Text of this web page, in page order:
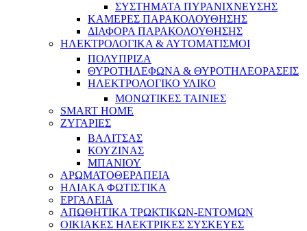
ΣΥΣΤΗΜΑΤΑ ΠΥΡΑΝΙΧΝΕΥΣΗΣ
ΚΑΜΕΡΕΣ ΠΑΡΑΚΟΛΟΥΘΗΣΗΣ
ΔΙΑΦΟΡΑ ΠΑΡΑΚΟΛΟΥΘΗΣΗΣ
ΗΛΕΚΤΡΟΛΟΓΙΚΑ & ΑΥΤΟΜΑΤΙΣΜΟΙ
ΠΟΛΥΠΡΙΖΑ
ΘΥΡΟΤΗΛΕΦΩΝΑ & ΘΥΡΟΤΗΛΕΟΡΑΣΕΙΣ
ΗΛΕΚΤΡΟΛΟΓΙΚΟ ΥΛΙΚΟ
ΜΟΝΩΤΙΚΕΣ ΤΑΙΝΙΕΣ
SMART HOME
ΖΥΓΑΡΙΕΣ
ΒΑΛΙΤΣΑΣ
ΚΟΥΖΙΝΑΣ
ΜΠΑΝΙΟΥ
ΑΡΩΜΑΤΟΘΕΡΑΠΕΙΑ
ΗΛΙΑΚΑ ΦΩΤΙΣΤΙΚΑ
ΕΡΓΑΛΕΙΑ
ΑΠΩΘΗΤΙΚΑ ΤΡΩΚΤΙΚΩΝ-ΕΝΤΟΜΩΝ
ΟΙΚΙΑΚΕΣ ΗΛΕΚΤΡΙΚΕΣ ΣΥΣΚΕΥΕΣ